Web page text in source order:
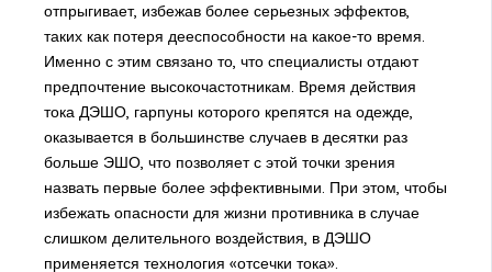
отпрыгивает, избежав более серьезных эффектов,
таких как потеря дееспособности на какое-то время.
Именно с этим связано то, что специалисты отдают
предпочтение высокочастотникам. Время действия
тока ДЭШО, гарпуны которого крепятся на одежде,
оказывается в большинстве случаев в десятки раз
больше ЭШО, что позволяет с этой точки зрения
назвать первые более эффективными. При этом, чтобы
избежать опасности для жизни противника в случае
слишком делительного воздействия, в ДЭШО
применяется технология «отсечки тока».